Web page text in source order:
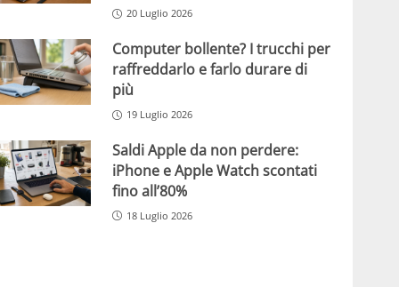
20 Luglio 2026
Computer bollente? I trucchi per
raffreddarlo e farlo durare di
più
19 Luglio 2026
Saldi Apple da non perdere:
iPhone e Apple Watch scontati
fino all’80%
18 Luglio 2026